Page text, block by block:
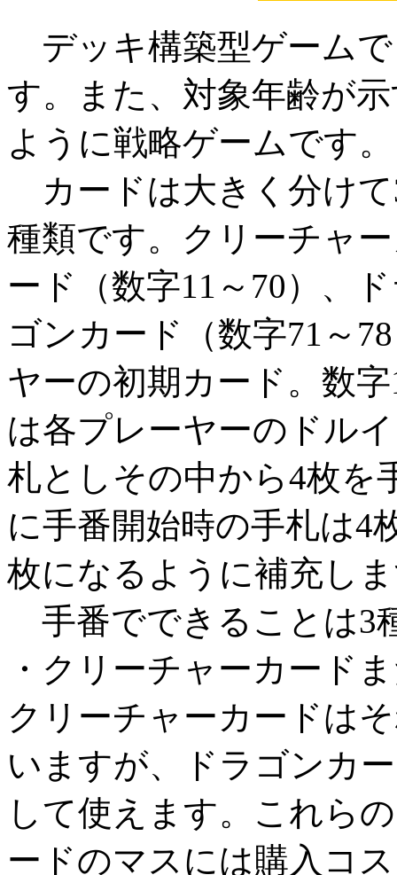
デッキ構築型ゲームで
す。また、対象年齢が
ように戦略ゲームです。
カードは大きく分け
種類です。クリーチャ
ード（数字11～70）、
ゴンカード（数字71～
ヤーの初期カード。数
は各プレーヤーのドル
札としその中から4枚を
に手番開始時の手札は4
枚になるように補充し
手番でできることは3
・クリーチャーカード
クリーチャーカードは
いますが、ドラゴンカ
して使えます。これら
ードのマスには購入コ